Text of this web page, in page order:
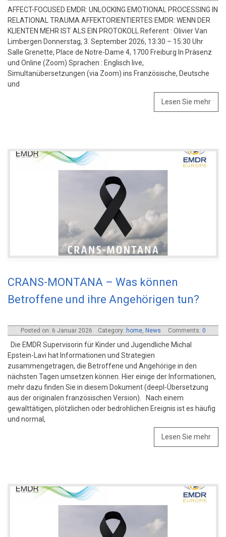
AFFECT-FOCUSED EMDR: UNLOCKING EMOTIONAL PROCESSING IN
RELATIONAL TRAUMA AFFEKTORIENTIERTES EMDR: WENN DER
KLIENTEN MEHR IST ALS EIN PROTOKOLL Referent : Olivier Van
Limbergen Donnerstag, 3. September 2026, 13:30 – 15:30 Uhr
Salle Grenette, Place de Notre-Dame 4, 1700 Freiburg In Präsenz
und Online (Zoom) Sprachen : Englisch live,
Simultanübersetzungen (via Zoom) ins Französische, Deutsche
und
Lesen Sie mehr
CRANS-MONTANA – Was können
Betroffene und ihre Angehörigen tun?
Posted on: 6 Januar 2026 Category: home, News Comments: 0
Die EMDR Supervisorin für Kinder und Jugendliche Michal
Epstein-Lavi hat Informationen und Strategien
zusammengetragen, die Betroffene und Angehörige in den
nächsten Tagen umsetzen können. Hier einige der Informationen,
mehr dazu finden Sie in diesem Dokument (deepl-Übersetzung
aus der originalen französischen Version). Nach einem
gewalttätigen, plötzlichen oder bedrohlichen Ereignis ist es häufig
und normal,
Lesen Sie mehr